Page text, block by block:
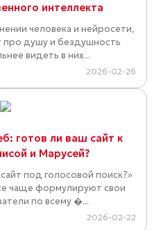
интеллекта
человека и нейросети,
про душу и бездушность
видеть в них...
2026-02-26
готов ли ваш сайт к
и Марусей?
под голосовой поиск?»
чаще формулируют свои
по всему �...
2026-02-22